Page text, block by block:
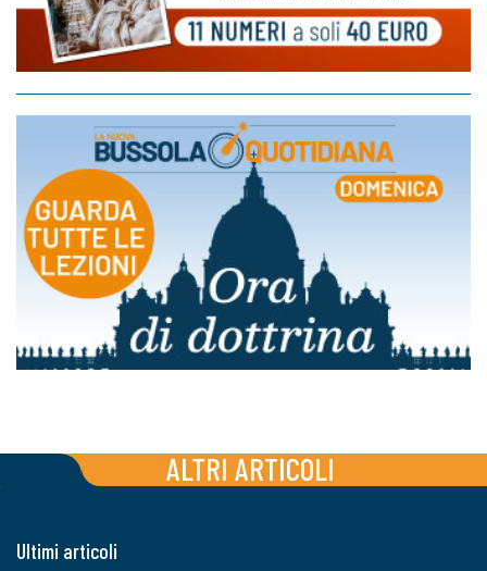
ALTRI ARTICOLI
Ultimi articoli